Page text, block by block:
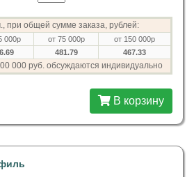
при общей сумме заказа, рублей:
000р от 75 000р
от 150 000р
481.79 467.33
000 руб. обсуждаются индивидуально
В корзину